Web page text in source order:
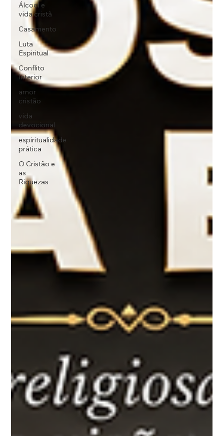
Álcool e
vida cristã
Casamento
Luta
Espiritual
Conflito
Interior
amor
cristão
vida
devocional
espiritualidade
prática
O Cristão e
as
Riquezas